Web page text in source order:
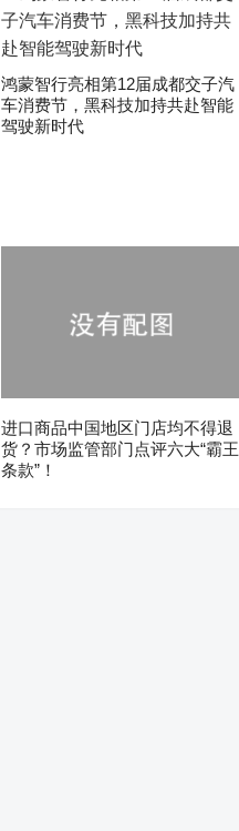
鸿蒙智行亮相第12届成都交子汽
车消费节，黑科技加持共赴智能
驾驶新时代
进口商品中国地区门店均不得退
货？市场监管部门点评六大“霸王
条款”！